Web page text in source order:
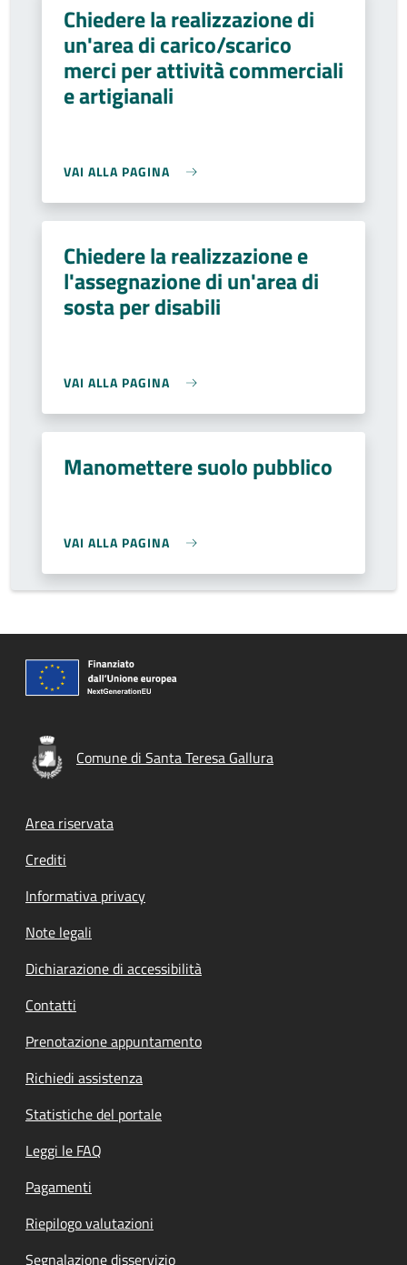
Chiedere la realizzazione di
un'area di carico/scarico
merci per attività commerciali
e artigianali
VAI ALLA PAGINA
Chiedere la realizzazione e
l'assegnazione di un'area di
sosta per disabili
VAI ALLA PAGINA
Manomettere suolo pubblico
VAI ALLA PAGINA
Comune di Santa Teresa Gallura
Footer menu
Area riservata
Crediti
Informativa privacy
Note legali
Dichiarazione di accessibilità
Contatti
Prenotazione appuntamento
Richiedi assistenza
Statistiche del portale
Leggi le FAQ
Pagamenti
Riepilogo valutazioni
Segnalazione disservizio